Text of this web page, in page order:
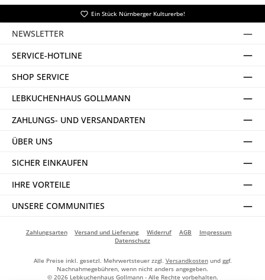
Ein Stück Nürnberger Kulturerbe!
NEWSLETTER
SERVICE-HOTLINE
SHOP SERVICE
LEBKUCHENHAUS GOLLMANN
ZAHLUNGS- UND VERSANDARTEN
ÜBER UNS
SICHER EINKAUFEN
IHRE VORTEILE
UNSERE COMMUNITIES
Zahlungsarten Versand und Lieferung Widerruf AGB
Impressum
Datenschutz
Alle Preise inkl. gesetzl. Mehrwertsteuer zzgl. Versandkostenund ggf.
Nachnahmegebühren, wenn nicht anders angegeben.
© 2026 Lebkuchenhaus Gollmann - Alle Rechte vorbehalten.